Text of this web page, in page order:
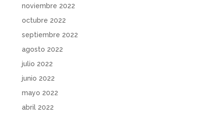
noviembre 2022
octubre 2022
septiembre 2022
agosto 2022
julio 2022
junio 2022
mayo 2022
abril 2022